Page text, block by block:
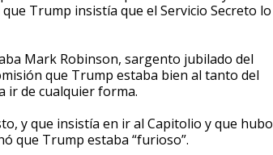
Trump insistía que el Servicio Secreto lo
Mark Robinson, sargento jubilado del
que Trump estaba bien al tanto del
ir de cualquier forma.
y que insistía en ir al Capitolio y que hubo
que Trump estaba “furioso”.